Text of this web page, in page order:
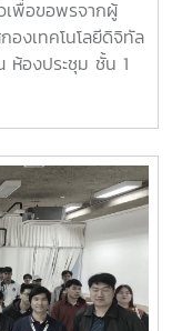
เพื่อขอพรจากผู้
องเทคโนโลยีดิจิทัล
องประชุม ชั้น 1